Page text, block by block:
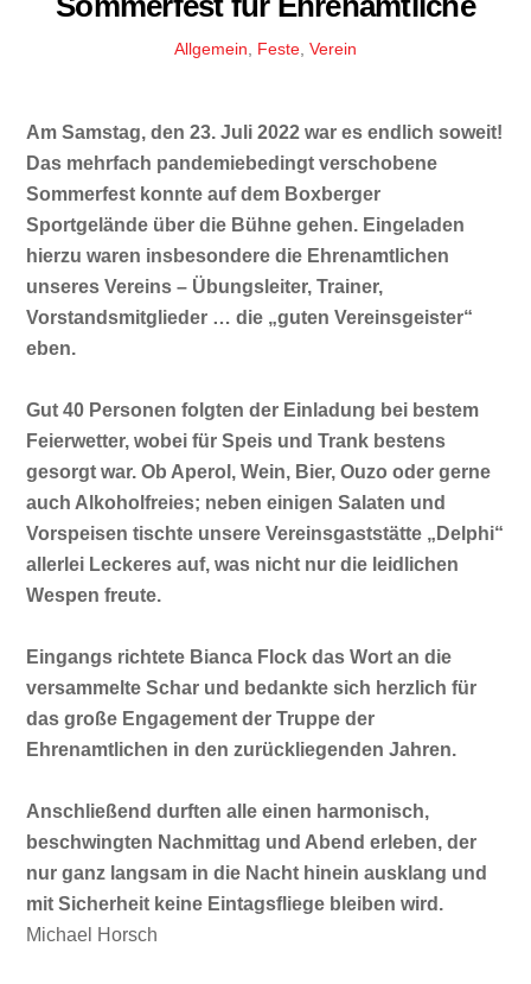
Allgemein Feste Verein
Am Samstag, den 23. Juli 2022 war es endlich soweit!
Das mehrfach pandemiebedingt verschobene
Sommerfest konnte auf dem Boxberger
Sportgelände über die Bühne gehen. Eingeladen
hierzu waren insbesondere die Ehrenamtlichen
unseres Vereins – Übungsleiter, Trainer,
Vorstandsmitglieder … die „guten Vereinsgeister“
eben.
Gut 40 Personen folgten der Einladung bei bestem
Feierwetter, wobei für Speis und Trank bestens
gesorgt war. Ob Aperol, Wein, Bier, Ouzo oder gerne
auch Alkoholfreies; neben einigen Salaten und
Vorspeisen tischte unsere Vereinsgaststätte „Delphi“
allerlei Leckeres auf, was nicht nur die leidlichen
Wespen freute.
Eingangs richtete Bianca Flock das Wort an die
versammelte Schar und bedankte sich herzlich für
das große Engagement der Truppe der
Ehrenamtlichen in den zurückliegenden Jahren.
Anschließend durften alle einen harmonisch,
beschwingten Nachmittag und Abend erleben, der
nur ganz langsam in die Nacht hinein ausklang und
mit Sicherheit keine Eintagsfliege bleiben wird.
Michael Horsch